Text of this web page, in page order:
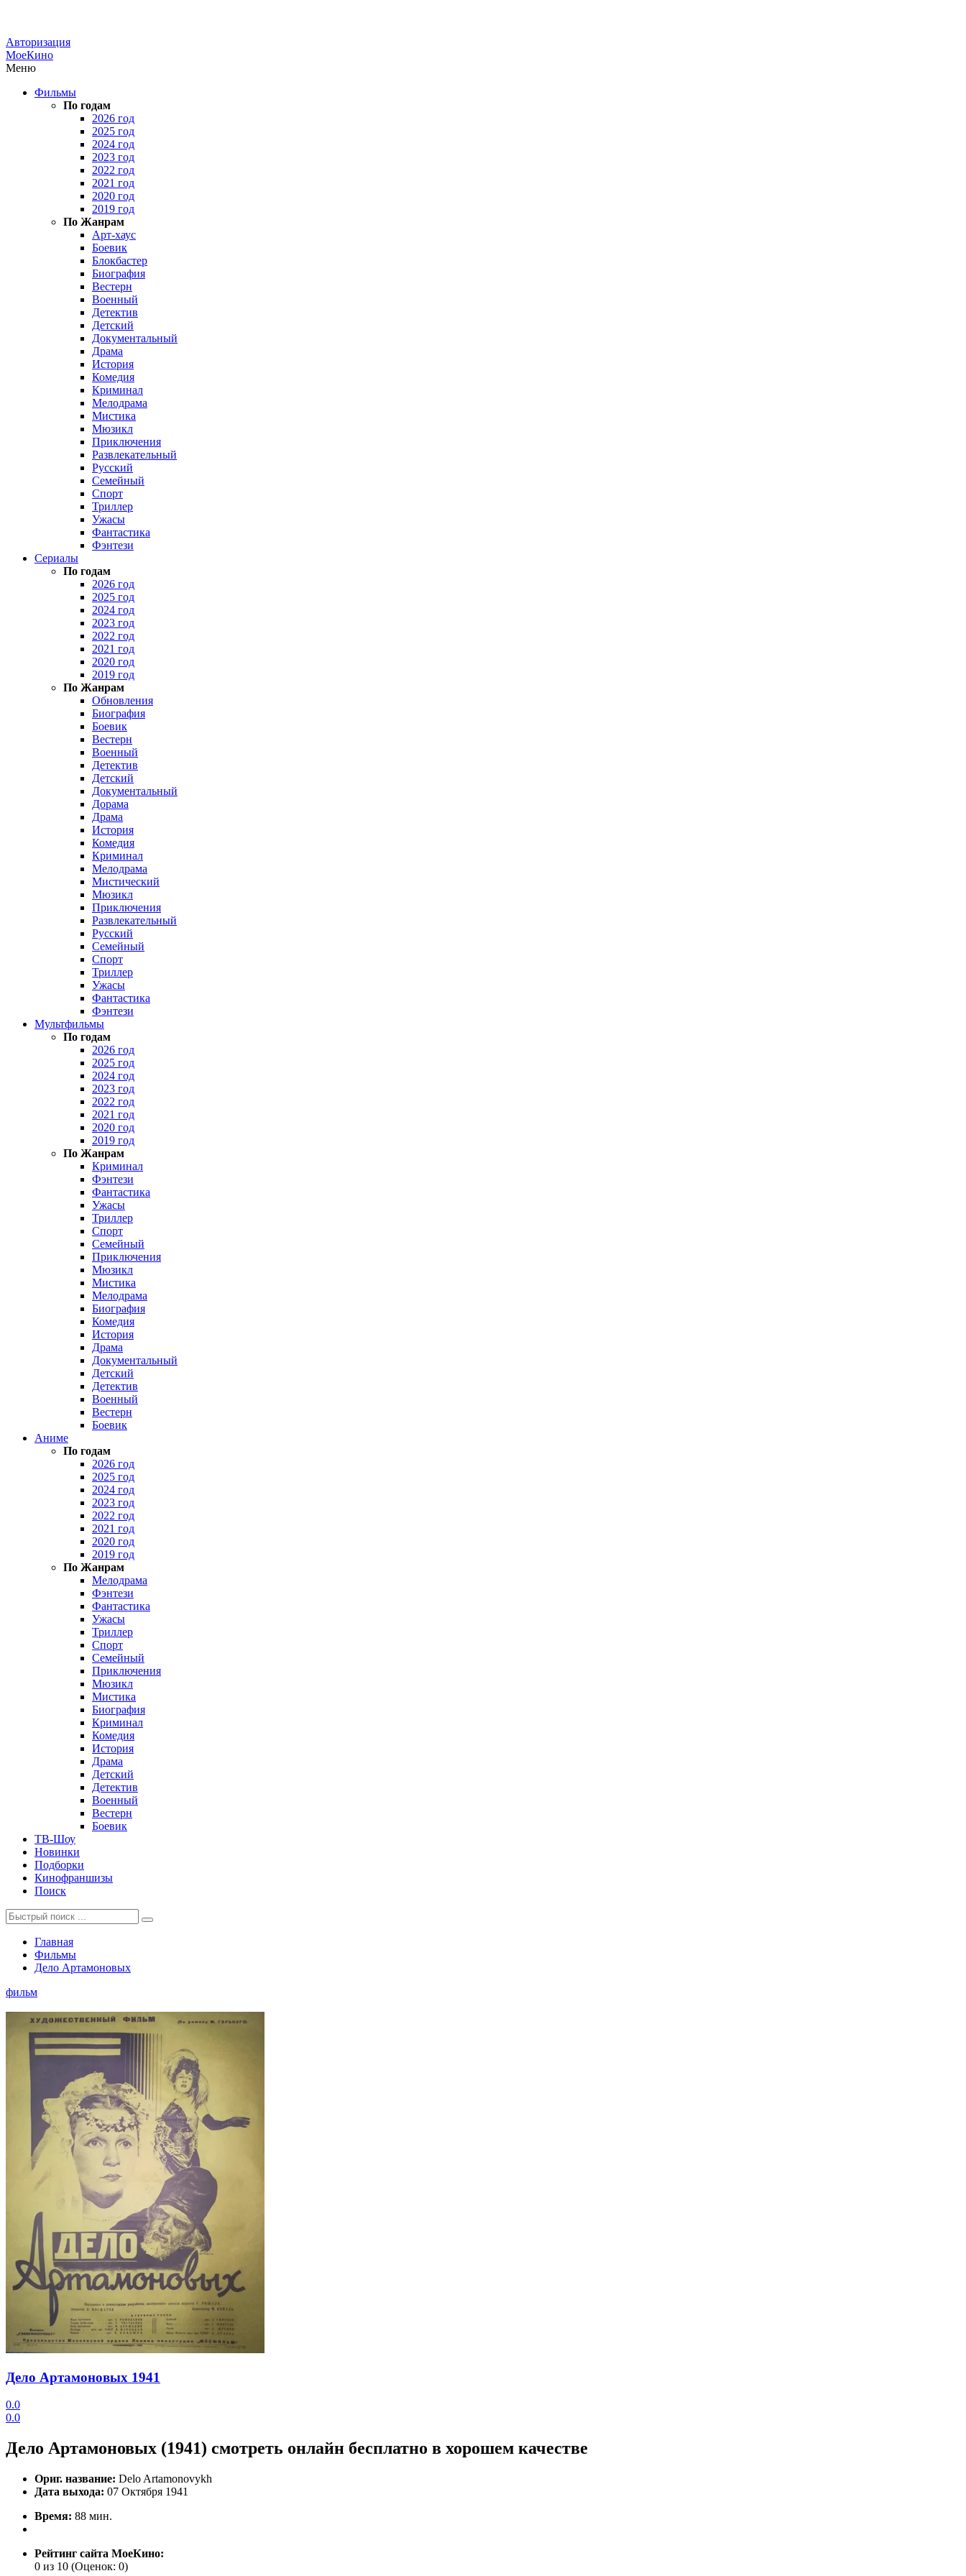
Авторизация
МоеКино
Меню
Фильмы
По годам
2026 год
2025 год
2024 год
2023 год
2022 год
2021 год
2020 год
2019 год
По Жанрам
Арт-хаус
Боевик
Блокбастер
Биография
Вестерн
Военный
Детектив
Детский
Документальный
Драма
История
Комедия
Криминал
Мелодрама
Мистика
Мюзикл
Приключения
Развлекательный
Русский
Семейный
Спорт
Триллер
Ужасы
Фантастика
Фэнтези
Сериалы
По годам
2026 год
2025 год
2024 год
2023 год
2022 год
2021 год
2020 год
2019 год
По Жанрам
Обновления
Биография
Боевик
Вестерн
Военный
Детектив
Детский
Документальный
Дорама
Драма
История
Комедия
Криминал
Мелодрама
Мистический
Мюзикл
Приключения
Развлекательный
Русский
Семейный
Спорт
Триллер
Ужасы
Фантастика
Фэнтези
Мультфильмы
По годам
2026 год
2025 год
2024 год
2023 год
2022 год
2021 год
2020 год
2019 год
По Жанрам
Криминал
Фэнтези
Фантастика
Ужасы
Триллер
Спорт
Семейный
Приключения
Мюзикл
Мистика
Мелодрама
Биография
Комедия
История
Драма
Документальный
Детский
Детектив
Военный
Вестерн
Боевик
Аниме
По годам
2026 год
2025 год
2024 год
2023 год
2022 год
2021 год
2020 год
2019 год
По Жанрам
Мелодрама
Фэнтези
Фантастика
Ужасы
Триллер
Спорт
Семейный
Приключения
Мюзикл
Мистика
Биография
Криминал
Комедия
История
Драма
Детский
Детектив
Военный
Вестерн
Боевик
ТВ-Шоу
Новинки
Подборки
Кинофраншизы
Поиск
Главная
Фильмы
Дело Артамоновых
фильм
Дело Артамоновых 1941
0.0
0.0
Дело Артамоновых (1941) смотреть онлайн бесплатно в хорошем качестве
Ориг. название: Delo Artamonovykh
Дата выхода: 07 Октября 1941
Время: 88 мин.
Рейтинг сайта МоеКино:
0 из 10 (Оценок: 0)